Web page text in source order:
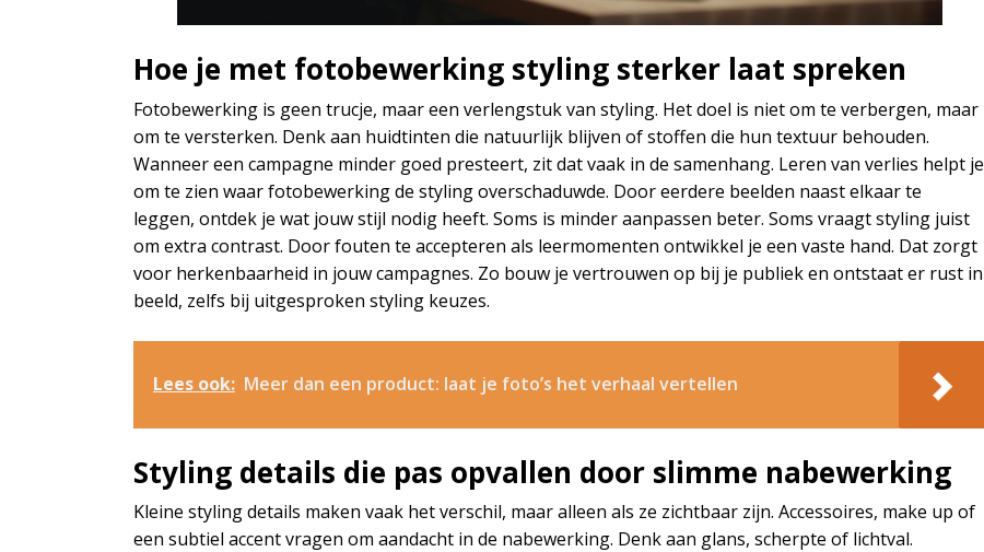
Hoe je met fotobewerking styling sterker laat spreken
Fotobewerking is geen trucje, maar een verlengstuk van styling. Het doel is niet om te verbergen, maar
om te versterken. Denk aan huidtinten die natuurlijk blijven of stoffen die hun textuur behouden.
Wanneer een campagne minder goed presteert, zit dat vaak in de samenhang. Leren van verlies helpt je
om te zien waar fotobewerking de styling overschaduwde. Door eerdere beelden naast elkaar te
leggen, ontdek je wat jouw stijl nodig heeft. Soms is minder aanpassen beter. Soms vraagt styling juist
om extra contrast. Door fouten te accepteren als leermomenten ontwikkel je een vaste hand. Dat zorgt
voor herkenbaarheid in jouw campagnes. Zo bouw je vertrouwen op bij je publiek en ontstaat er rust in
beeld, zelfs bij uitgesproken styling keuzes.
Lees ook: Meer dan een product: laat je foto’s het verhaal vertellen
Styling details die pas opvallen door slimme nabewerking
Kleine styling details maken vaak het verschil, maar alleen als ze zichtbaar zijn. Accessoires, make up of
een subtiel accent vragen om aandacht in de nabewerking. Denk aan glans, scherpte of lichtval.